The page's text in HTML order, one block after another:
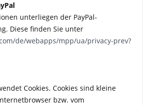
unterliegen der PayPal-
Diese finden Sie unter
de/webapps/mpp/ua/privacy-prev?
Cookies. Cookies sind kleine
bzw. vom